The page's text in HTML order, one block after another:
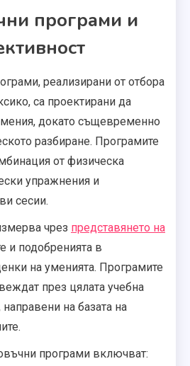
програми и
реализирани от отбора
са проектирани да
докато същевременно
разбиране. Програмите
от физическа
упражнения и
сесии.
чрез представянето на
и подобренията в
на уменията. Програмите
през цялата учебна
на базата на
програми включват: